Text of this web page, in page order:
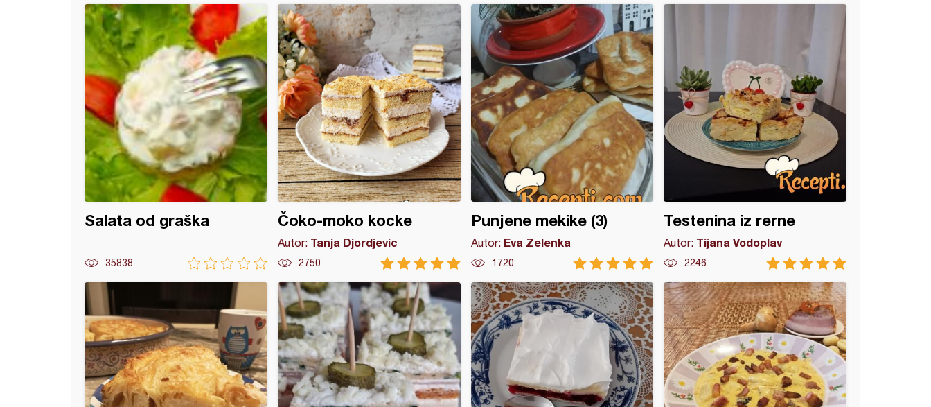
Salata od graška
35838
Čoko-moko kocke
Autor: Tanja Djordjevic
2750
Punjene mekike (3)
Autor: Eva Zelenka
1720
Testenina iz rerne
Autor: Tijana Vodoplav
2246